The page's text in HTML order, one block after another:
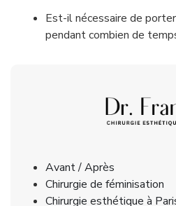
Est-il nécessaire de
pendant combien de
Avant / Après
Chirurgie de féminisation
Chirurgie esthétique à